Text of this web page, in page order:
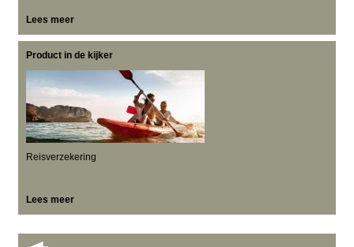
Lees meer
Product in de kijker
Reisverzekering
Lees meer